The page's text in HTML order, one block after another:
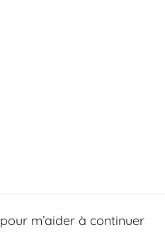
pour m’aider à continuer